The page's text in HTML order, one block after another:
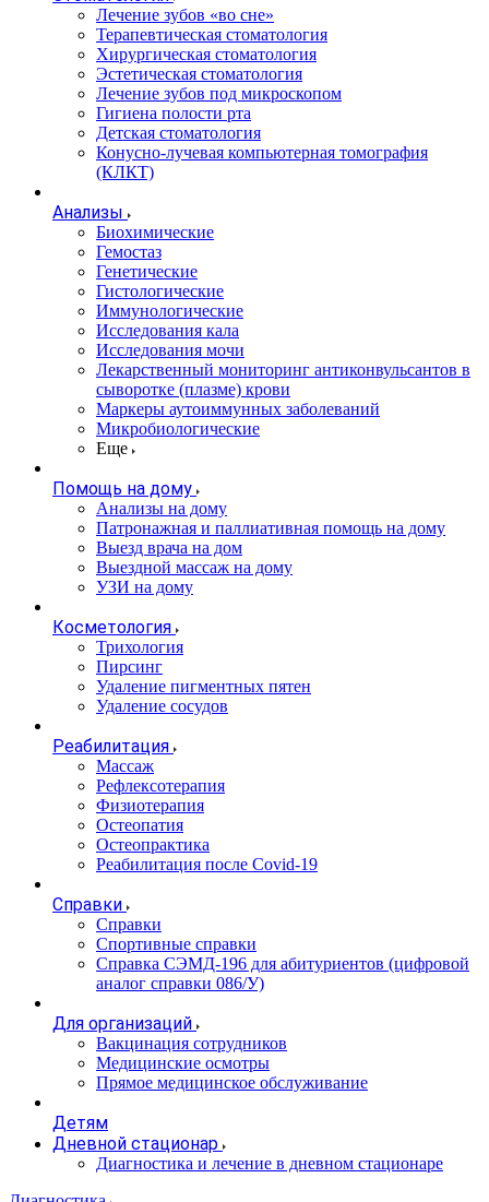
Лечение зубов «во сне»
Терапевтическая стоматология
Хирургическая стоматология
Эстетическая стоматология
Лечение зубов под микроскопом
Гигиена полости рта
Детская стоматология
Конусно-лучевая компьютерная томография
(КЛКТ)
Анализы
Биохимические
Гемостаз
Генетические
Гистологические
Иммунологические
Исследования кала
Исследования мочи
Лекарственный мониторинг антиконвульсантов в
сыворотке (плазме) крови
Маркеры аутоиммунных заболеваний
Микробиологические
Еще
Помощь на дому
Анализы на дому
Патронажная и паллиативная помощь на дому
Выезд врача на дом
Выездной массаж на дому
УЗИ на дому
Косметология
Трихология
Пирсинг
Удаление пигментных пятен
Удаление сосудов
Реабилитация
Массаж
Рефлексотерапия
Физиотерапия
Остеопатия
Остеопрактика
Реабилитация после Covid-19
Справки
Справки
Спортивные справки
Справка СЭМД‑196 для абитуриентов (цифровой
аналог справки 086/У)
Для организаций
Вакцинация сотрудников
Медицинские осмотры
Прямое медицинское обслуживание
Детям
Дневной стационар
Диагностика и лечение в дневном стационаре